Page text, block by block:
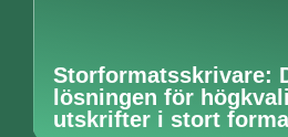
Storformatsskrivare:
lösningen för
utskrifter i stort